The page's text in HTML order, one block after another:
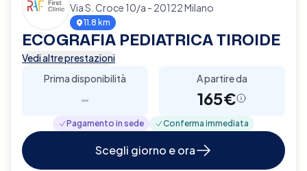
Via S. Croce 10/a - 20122 Milano
11.8 km
ECOGRAFIA PEDIATRICA TIROIDE
Vedi altre prestazioni
Prima disponibilità
-
A partire da
165€
Pagamento in sede Conferma immediata
Scegli giorno e ora